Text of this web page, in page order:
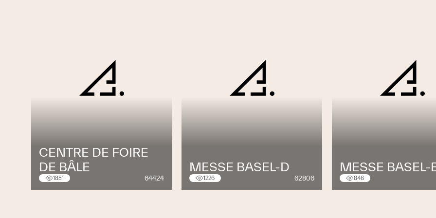
CENTRE DE FOIRE
DE BÂLE
1851 64424
MESSE BASEL-D
1226 62806
MESSE BASEL-
846